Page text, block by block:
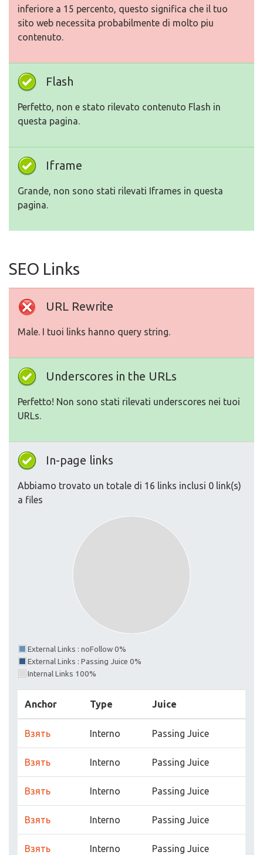
inferiore a 15 percento, questo significa che il tuo
sito web necessita probabilmente di molto piu
contenuto.
Flash
Perfetto, non e stato rilevato contenuto Flash in
questa pagina.
Iframe
Grande, non sono stati rilevati Iframes in questa
pagina.
SEO Links
URL Rewrite
Male. I tuoi links hanno query string.
Underscores in the URLs
Perfetto! Non sono stati rilevati underscores nei tuoi
URLs.
In-page links
Abbiamo trovato un totale di 16 links inclusi 0 link(s)
a files
External Links : noFollow 0%
External Links : Passing Juice 0%
Internal Links 100%
Anchor Type Juice
Взять Interno Passing Juice
Взять Interno Passing Juice
Взять Interno Passing Juice
Взять Interno Passing Juice
Взять Interno Passing Juice